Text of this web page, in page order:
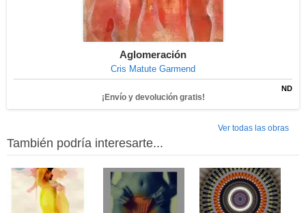
Aglomeración
Cris Matute Garmend
ND
¡Envío y devolución gratis!
Ver todas las obras
También podría interesarte...